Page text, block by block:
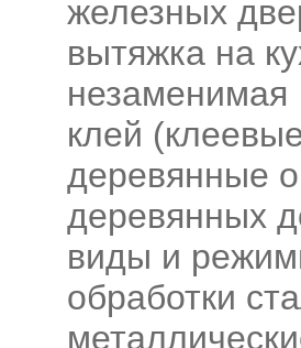
железных
вытяжка на
незаменимая
клей
деревянные
деревянных
виды и
обработки